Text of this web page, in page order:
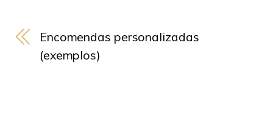
Encomendas personalizadas
(exemplos)